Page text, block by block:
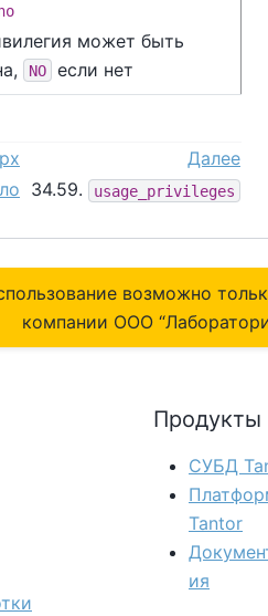
может быть
NO если нет
Далее
34.59. usage_privileges
возможно
компании ОOO
Продукты
СУБД
Tantor
ия